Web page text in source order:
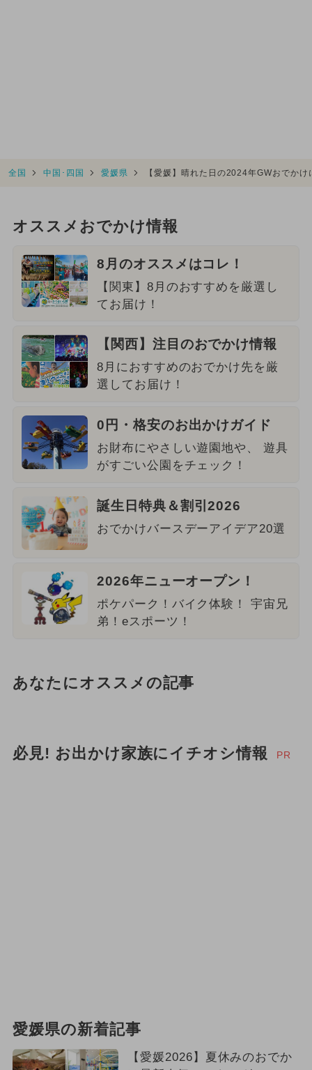
全国 中国･四国 愛媛県 【愛媛】晴れた日の2024年GWおでか
オススメおでかけ情報
8月のオススメはコレ！
【関東】8月のおすすめを厳選し
てお届け！
【関西】注目のおでかけ情報
8月におすすめのおでかけ先を厳
選してお届け！
0円・格安のお出かけガイド
お財布にやさしい遊園地や、 遊具
がすごい公園をチェック！
誕生日特典＆割引2026
おでかけバースデーアイデア20選
2026年ニューオープン！
ポケパーク！バイク体験！ 宇宙兄
弟！eスポーツ！
あなたにオススメの記事
必見! お出かけ家族にイチオシ情報 PR
愛媛県の新着記事
【愛媛2026】夏休みのおでか